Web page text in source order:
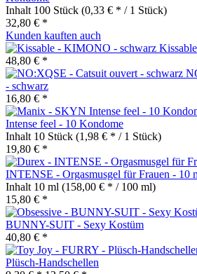
Inhalt 100 Stück (0,33 € * / 1 Stück)
32,80 € *
Kunden kauften auch
48,80 € *
- schwarz
16,80 € *
Intense feel - 10 Kondome
Inhalt 10 Stück (1,98 € * / 1 Stück)
19,80 € *
INTENSE - Orgasmusgel für Frauen - 10
Inhalt 10 ml (158,00 € * / 100 ml)
15,80 € *
BUNNY-SUIT - Sexy Kostüm
40,80 € *
Plüsch-Handschellen